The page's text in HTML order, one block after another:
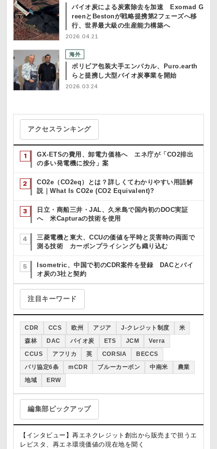
バイオ炭による炭素除去を加速 Exomad G
reenとBestonが戦略提携第2フェーズへ移
行、世界最大級の生産能力構築へ
2026.04.21
海外
ボリビア包装大手エンパカル、Puro.earth
らと提携し大型バイオ炭事業を開始
2026.03.24
アクセスランキング
GX-ETSの費用、卸電力価格へ エネ庁が「CO2排出
の多い発電機に按分」案
CO2e（CO2eq）とは？詳しくてわかりやすい用語解
説｜What Is CO2e (CO2 Equivalent)?
日立・商船三井・JAL、久米島で国内初のDOC実証
へ 米Capturaの技術を使用
三菱電機と東大、CCUの価値を平時と災害時の両面で
測る技術 カーボンプライシングも織り込む
Isometric、中国で初のCDR案件を登録 DACとバイ
オ炭の3社と契約
注目キーワード
CDR CCS 欧州 アジア J-クレジット制度 米
森林 DAC バイオ炭 ETS JCM Verra
CCUS アフリカ 英 CORSIA BECCS
パリ協定6条 mCDR ブルーカーボン 中南米 農業
地域 ERW
編集部ピックアップ
【インタビュー】再エネクレジット創出から販売まで担うエ
レビスタ、再エネ環境価値の現在地を聞く